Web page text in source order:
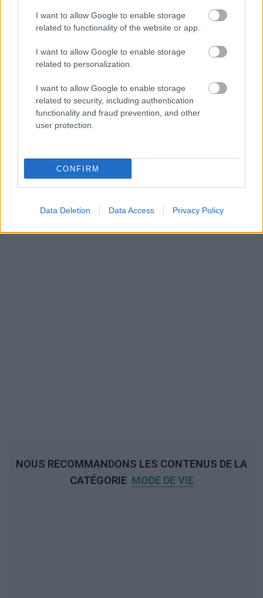
I want to allow Google to enable storage
related to functionality of the website or app.
I want to allow Google to enable storage
related to personalization.
I want to allow Google to enable storage
related to security, including authentication
functionality and fraud prevention, and other
user protection.
CONFIRM
Data Deletion Data Access Privacy Policy
Publicité:
NOUS RECOMMANDONS LES CONTENUS DE LA
CATÉGORIE MODE DE VIE